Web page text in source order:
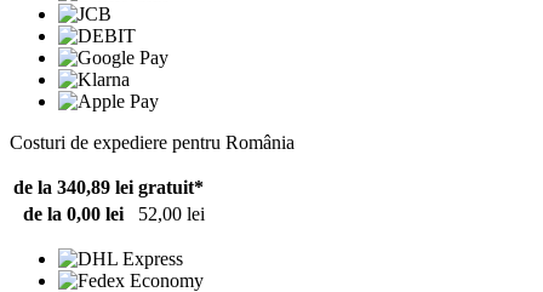
Costuri de expediere pentru România
de la 340,89 lei gratuit*
de la 0,00 lei
52,00 lei